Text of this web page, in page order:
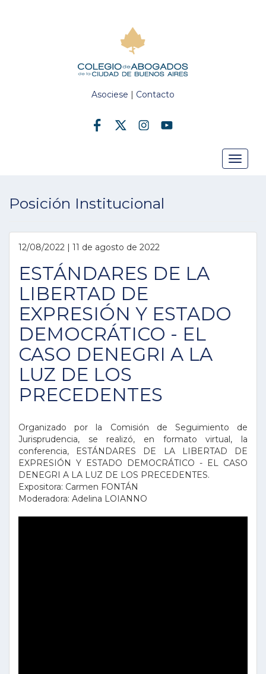
Asociese | Contacto
Toggle
Posición Institucional
12/08/2022 | 11 de agosto de 2022
ESTÁNDARES DE LA
LIBERTAD DE
EXPRESIÓN Y ESTADO
DEMOCRÁTICO - EL
CASO DENEGRI A LA
LUZ DE LOS
PRECEDENTES
Organizado por la Comisión de Seguimiento de
Jurisprudencia, se realizó, en formato virtual, la
conferencia, ESTÁNDARES DE LA LIBERTAD DE
EXPRESIÓN Y ESTADO DEMOCRÁTICO - EL CASO
DENEGRI A LA LUZ DE LOS PRECEDENTES.
Expositora: Carmen FONTÁN
Moderadora: Adelina LOIANNO